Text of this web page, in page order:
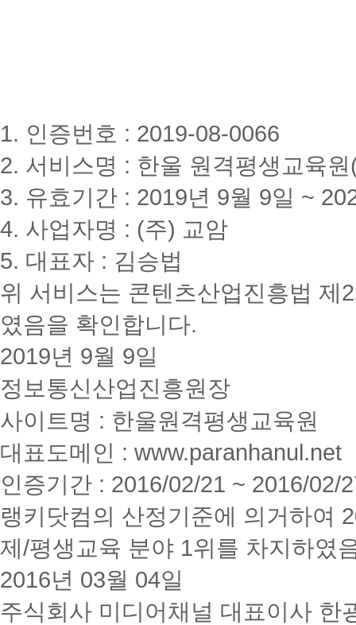
1. 인증번호 : 2019-08-0066
2. 서비스명 : 한울 원격평생교육
3. 유효기간 : 2019년 9월 9일 ~
4. 사업자명 : (주) 교암
5. 대표자 : 김승법
위 서비스는 콘텐츠산업진흥법 제
였음을 확인합니다.
2019년 9월 9일
정보통신산업진흥원장
사이트명 : 한울원격평생교육원
대표도메인 : www.paranhanul.net
인증기간 : 2016/02/21 ~ 2016/02/
랭키닷컴의 산정기준에 의거하여
제/평생교육 분야 1위를 차지하였
2016년 03월 04일
주식회사 미디어채널 대표이사 한